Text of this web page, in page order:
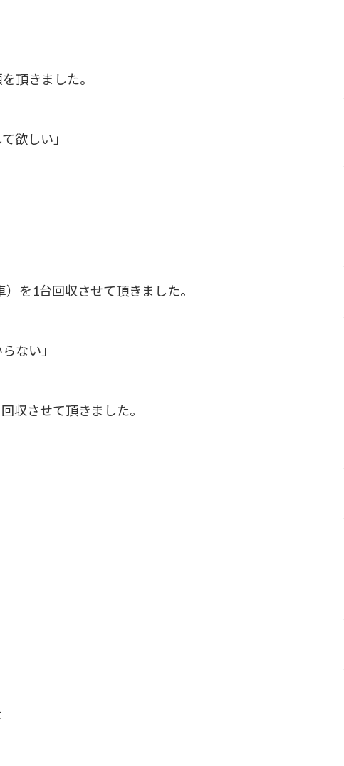
頂きました。
欲しい」
を1台回収させて頂きました。
ない」
収させて頂きました。